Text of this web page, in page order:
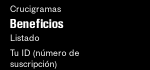
Crucigramas
Beneficios
Listado
Tu ID (número de
suscripción)